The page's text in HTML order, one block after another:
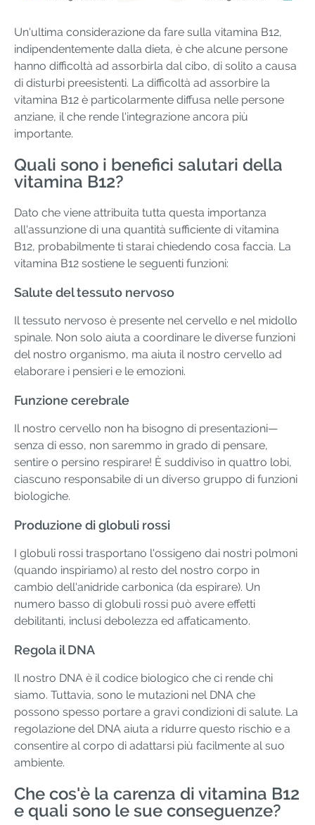
Un'ultima considerazione da fare sulla vitamina B12,
indipendentemente dalla dieta, è che alcune persone
hanno difficoltà ad assorbirla dal cibo, di solito a causa
di disturbi preesistenti. La difficoltà ad assorbire la
vitamina B12 è particolarmente diffusa nelle persone
anziane, il che rende l'integrazione ancora più
importante.
Quali sono i benefici salutari della
vitamina B12?
Dato che viene attribuita tutta questa importanza
all'assunzione di una quantità sufficiente di vitamina
B12, probabilmente ti starai chiedendo cosa faccia. La
vitamina B12 sostiene le seguenti funzioni:
Salute del tessuto nervoso
Il tessuto nervoso è presente nel cervello e nel midollo
spinale. Non solo aiuta a coordinare le diverse funzioni
del nostro organismo, ma aiuta il nostro cervello ad
elaborare i pensieri e le emozioni.
Funzione cerebrale
Il nostro cervello non ha bisogno di presentazioni—
senza di esso, non saremmo in grado di pensare,
sentire o persino respirare! È suddiviso in quattro lobi,
ciascuno responsabile di un diverso gruppo di funzioni
biologiche.
Produzione di globuli rossi
I globuli rossi trasportano l'ossigeno dai nostri polmoni
(quando inspiriamo) al resto del nostro corpo in
cambio dell'anidride carbonica (da espirare). Un
numero basso di globuli rossi può avere effetti
debilitanti, inclusi debolezza ed affaticamento.
Regola il DNA
Il nostro DNA è il codice biologico che ci rende chi
siamo. Tuttavia, sono le mutazioni nel DNA che
possono spesso portare a gravi condizioni di salute. La
regolazione del DNA aiuta a ridurre questo rischio e a
consentire al corpo di adattarsi più facilmente al suo
ambiente.
Che cos'è la carenza di vitamina B12
e quali sono le sue conseguenze?